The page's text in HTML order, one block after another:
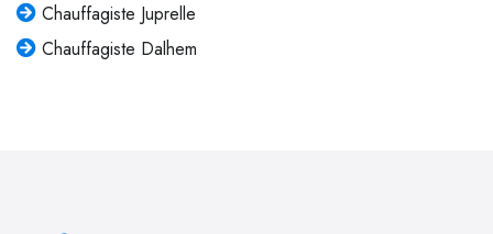
Chauffagiste Juprelle
Chauffagiste Dalhem